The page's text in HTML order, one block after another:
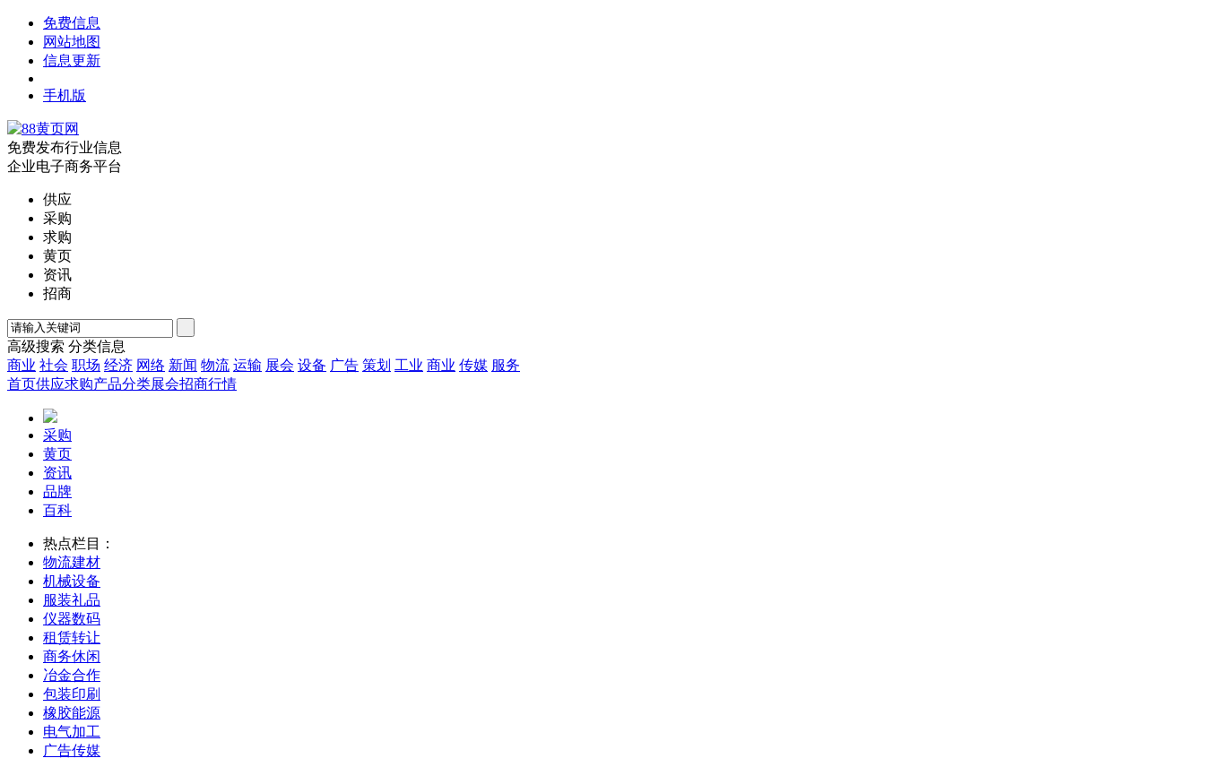
免费信息
网站地图
信息更新
手机版
免费发布行业信息
企业电子商务平台
供应
采购
求购
黄页
资讯
招商
高级搜索 分类信息
商业 社会 职场 经济 网络 新闻 物流 运输 展会 设备 广告 策划 工业 商业 传媒 服务
首页供应求购产品分类展会招商行情
采购
黄页
资讯
品牌
百科
热点栏目：
物流建材
机械设备
服装礼品
仪器数码
租赁转让
商务休闲
冶金合作
包装印刷
橡胶能源
电气加工
广告传媒